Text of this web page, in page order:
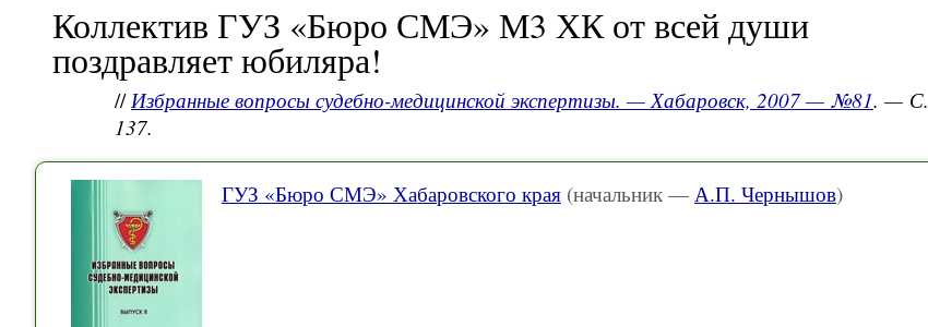
Коллектив ГУЗ «Бюро СМЭ» М3 ХК от всей души
поздравляет юбиляра!
//Избранные вопросы судебно-медицинской экспертизы. — Хабаровск, 2007 — №81. — С.
137.
ГУЗ «Бюро СМЭ» Хабаровского края (начальник — А.П. Чернышов)